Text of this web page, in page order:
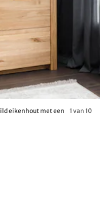
eikenhout met een
1 van 10